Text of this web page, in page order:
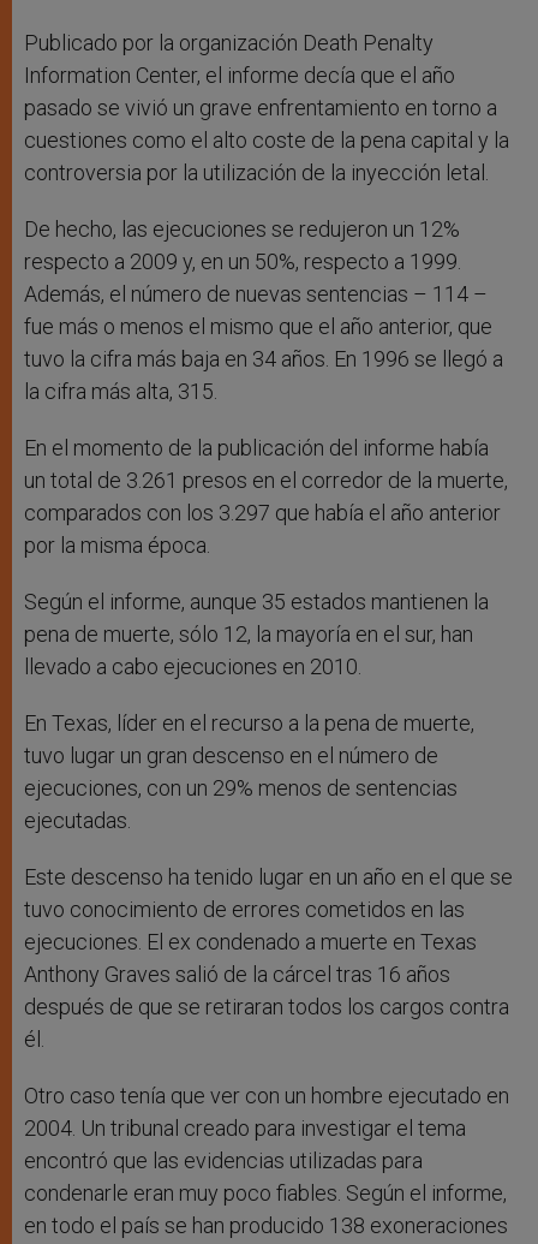
Publicado por la organización Death Penalty
Information Center, el informe decía que el año
pasado se vivió un grave enfrentamiento en torno a
cuestiones como el alto coste de la pena capital y la
controversia por la utilización de la inyección letal.
De hecho, las ejecuciones se redujeron un 12%
respecto a 2009 y, en un 50%, respecto a 1999.
Además, el número de nuevas sentencias – 114 –
fue más o menos el mismo que el año anterior, que
tuvo la cifra más baja en 34 años. En 1996 se llegó a
la cifra más alta, 315.
En el momento de la publicación del informe había
un total de 3.261 presos en el corredor de la muerte,
comparados con los 3.297 que había el año anterior
por la misma época.
Según el informe, aunque 35 estados mantienen la
pena de muerte, sólo 12, la mayoría en el sur, han
llevado a cabo ejecuciones en 2010.
En Texas, líder en el recurso a la pena de muerte,
tuvo lugar un gran descenso en el número de
ejecuciones, con un 29% menos de sentencias
ejecutadas.
Este descenso ha tenido lugar en un año en el que se
tuvo conocimiento de errores cometidos en las
ejecuciones. El ex condenado a muerte en Texas
Anthony Graves salió de la cárcel tras 16 años
después de que se retiraran todos los cargos contra
él.
Otro caso tenía que ver con un hombre ejecutado en
2004. Un tribunal creado para investigar el tema
encontró que las evidencias utilizadas para
condenarle eran muy poco fiables. Según el informe,
en todo el país se han producido 138 exoneraciones